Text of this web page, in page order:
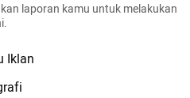
laporan kamu untuk melakukan
Iklan